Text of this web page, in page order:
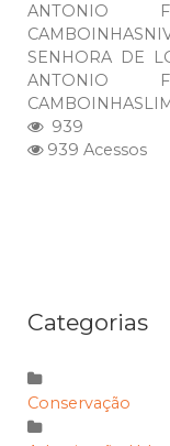
SENHORA DE
939
939 Acessos
Categorias
Conservação